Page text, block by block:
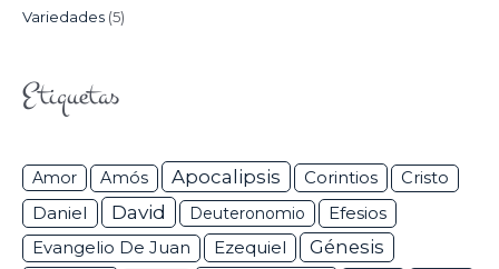
Variedades (5)
Etiquetas
Amor Amós Apocalipsis Corintios Cristo
Daniel David Deuteronomio Efesios
Evangelio De Juan Ezequiel
Génesis